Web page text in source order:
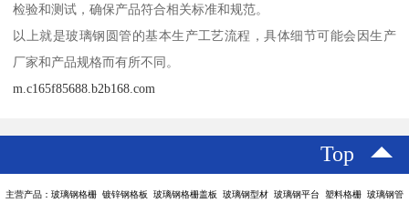
检验和测试，确保产品符合相关标准和规范。
以上就是玻璃钢圆管的基本生产工艺流程，具体细节可能会因生产
厂家和产品规格而有所不同。
m.c165f85688.b2b168.com
Top
主营产品：玻璃钢格栅 镀锌钢格板 玻璃钢格栅盖板 玻璃钢型材 玻璃钢平台 塑料格栅 玻璃钢管